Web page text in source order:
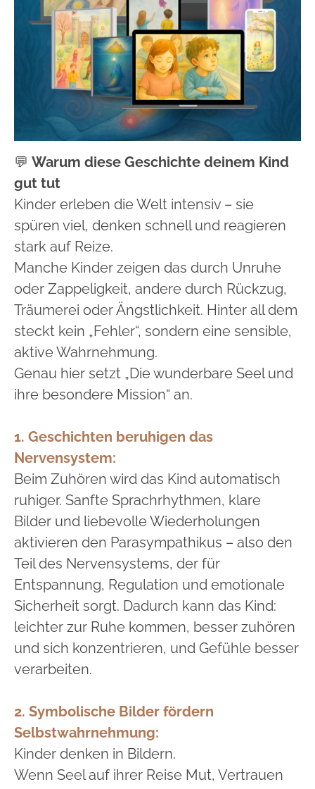
💬 Warum diese Geschichte deinem Kind
gut tut
Kinder erleben die Welt intensiv – sie
spüren viel, denken schnell und reagieren
stark auf Reize.
Manche Kinder zeigen das durch Unruhe
oder Zappeligkeit, andere durch Rückzug,
Träumerei oder Ängstlichkeit. Hinter all dem
steckt kein „Fehler“, sondern eine sensible,
aktive Wahrnehmung.
Genau hier setzt „Die wunderbare Seel und
ihre besondere Mission“ an.
1. Geschichten beruhigen das
Nervensystem:
Beim Zuhören wird das Kind automatisch
ruhiger. Sanfte Sprachrhythmen, klare
Bilder und liebevolle Wiederholungen
aktivieren den Parasympathikus – also den
Teil des Nervensystems, der für
Entspannung, Regulation und emotionale
Sicherheit sorgt. Dadurch kann das Kind:
leichter zur Ruhe kommen, besser zuhören
und sich konzentrieren, und Gefühle besser
verarbeiten.
2. Symbolische Bilder fördern
Selbstwahrnehmung:
Kinder denken in Bildern.
Wenn Seel auf ihrer Reise Mut, Vertrauen